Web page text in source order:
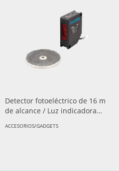
Detector fotoeléctrico de 16 m
de alcance / Luz indicadora
ACCESORIOS/GADGETS